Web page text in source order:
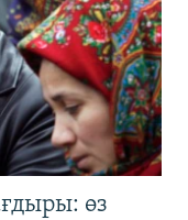
өз